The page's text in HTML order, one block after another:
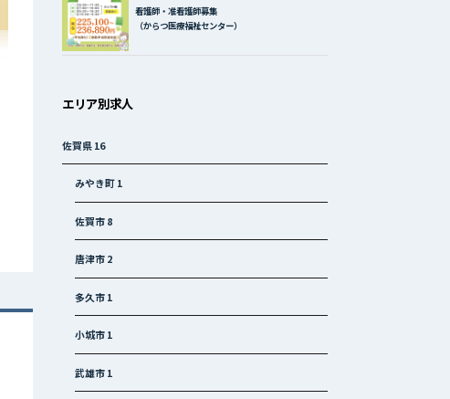
看護師・准看護師募集
（からつ医療福祉センター）
エリア別求人
佐賀県 16
みやき町 1
佐賀市 8
唐津市 2
多久市 1
小城市 1
武雄市 1